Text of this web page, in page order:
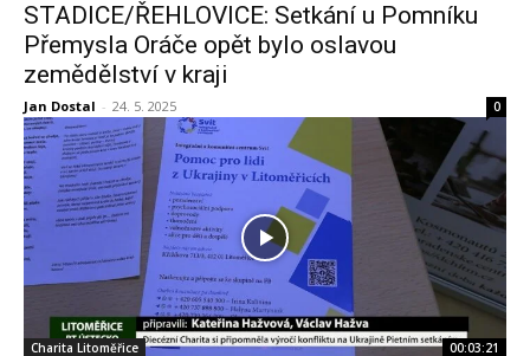
STADICE/ŘEHLOVICE: Setkání u Pomníku
Přemysla Oráče opět bylo oslavou
zemědělství v kraji
Jan Dostal - 24. 5. 2025 0
Charita Litoměřice 00:03:21